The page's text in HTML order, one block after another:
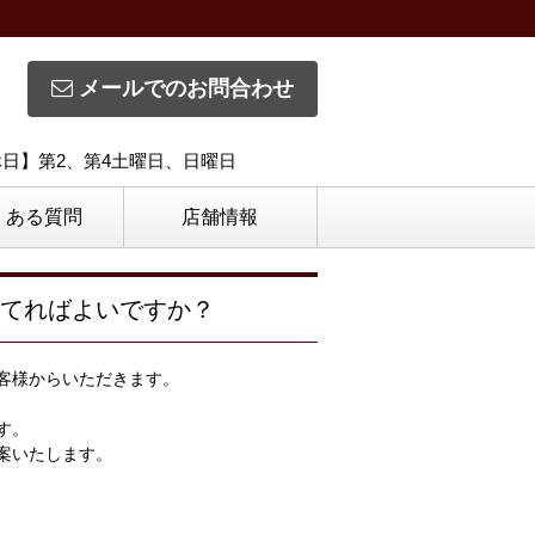
メールでのお問合わせ
】第2、第4土曜日、日曜日
ある質問 店舗情報
ればよいですか？
からいただきます。
たします。